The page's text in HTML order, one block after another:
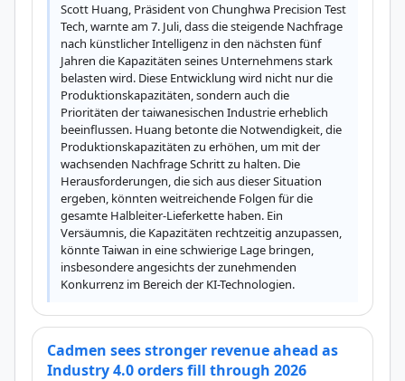
Scott Huang, Präsident von Chunghwa Precision Test
Tech, warnte am 7. Juli, dass die steigende Nachfrage
nach künstlicher Intelligenz in den nächsten fünf
Jahren die Kapazitäten seines Unternehmens stark
belasten wird. Diese Entwicklung wird nicht nur die
Produktionskapazitäten, sondern auch die
Prioritäten der taiwanesischen Industrie erheblich
beeinflussen. Huang betonte die Notwendigkeit, die
Produktionskapazitäten zu erhöhen, um mit der
wachsenden Nachfrage Schritt zu halten. Die
Herausforderungen, die sich aus dieser Situation
ergeben, könnten weitreichende Folgen für die
gesamte Halbleiter-Lieferkette haben. Ein
Versäumnis, die Kapazitäten rechtzeitig anzupassen,
könnte Taiwan in eine schwierige Lage bringen,
insbesondere angesichts der zunehmenden
Konkurrenz im Bereich der KI-Technologien.
Cadmen sees stronger revenue ahead as
Industry 4.0 orders fill through 2026